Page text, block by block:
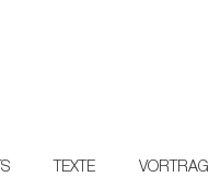
TEXTE VORTRAG